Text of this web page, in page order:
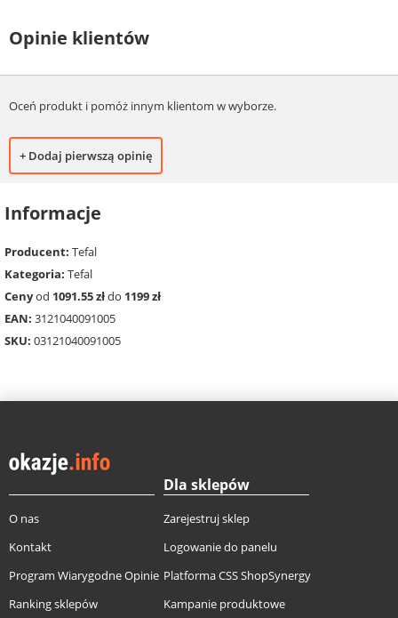
Opinie klientów
Oceń produkt i pomóż innym klientom w wyborze.
+ Dodaj pierwszą opinię
Informacje
Producent: Tefal
Kategoria: Tefal
Cenyod 1091.55 złdo 1199 zł
EAN: 3121040091005
SKU: 03121040091005
O nas
Kontakt
Program Wiarygodne Opinie
Ranking sklepów
Dla sklepów
Zarejestruj sklep
Logowanie do panelu
Platforma CSS ShopSynergy
Kampanie produktowe